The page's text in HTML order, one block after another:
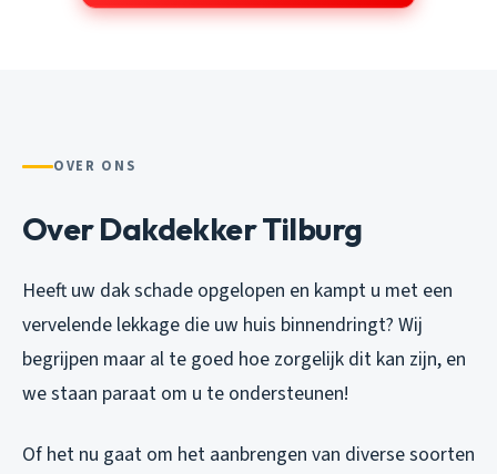
OVER ONS
Over Dakdekker Tilburg
Heeft uw dak schade opgelopen en kampt u met een
vervelende lekkage die uw huis binnendringt? Wij
begrijpen maar al te goed hoe zorgelijk dit kan zijn, en
we staan paraat om u te ondersteunen!
Of het nu gaat om het aanbrengen van diverse soorten